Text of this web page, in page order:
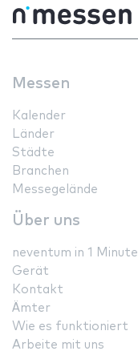
Messen
Kalender
Länder
Städte
Branchen
Messegelände
Über uns
neventum in 1 Minute
Gerät
Kontakt
Ämter
Wie es funktioniert
Arbeite mit uns